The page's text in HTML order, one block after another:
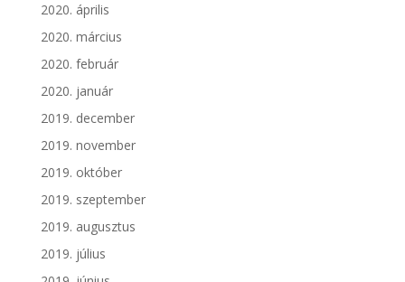
2020. április
2020. március
2020. február
2020. január
2019. december
2019. november
2019. október
2019. szeptember
2019. augusztus
2019. július